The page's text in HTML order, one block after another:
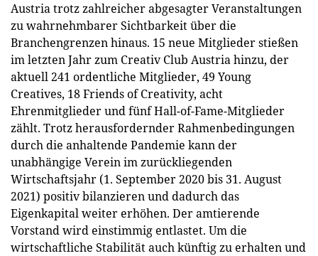
Austria trotz zahlreicher abgesagter Veranstaltungen
zu wahrnehmbarer Sichtbarkeit über die
Branchengrenzen hinaus. 15 neue Mitglieder stießen
im letzten Jahr zum Creativ Club Austria hinzu, der
aktuell 241 ordentliche Mitglieder, 49 Young
Creatives, 18 Friends of Creativity, acht
Ehrenmitglieder und fünf Hall-of-Fame-Mitglieder
zählt. Trotz herausfordernder Rahmenbedingungen
durch die anhaltende Pandemie kann der
unabhängige Verein im zurückliegenden
Wirtschaftsjahr (1. September 2020 bis 31. August
2021) positiv bilanzieren und dadurch das
Eigenkapital weiter erhöhen. Der amtierende
Vorstand wird einstimmig entlastet. Um die
wirtschaftliche Stabilität auch künftig zu erhalten und